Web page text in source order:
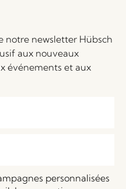
notre newsletter Hübsch
aux nouveaux
événements et aux
personnalisées